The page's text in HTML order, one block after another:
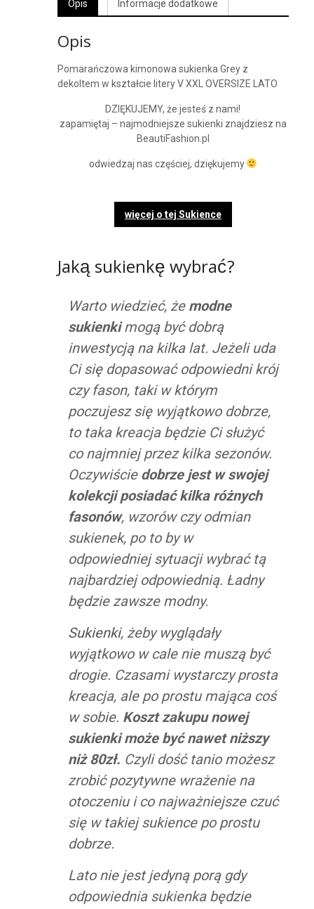
Opis Informacje dodatkowe
Opis
Pomarańczowa kimonowa sukienka Grey z
dekoltem w kształcie litery V XXL OVERSIZE LATO
DZIĘKUJEMY, że jesteś z nami!
zapamiętaj – najmodniejsze sukienki znajdziesz na
BeautiFashion.pl
odwiedzaj nas częściej, dziękujemy
więcej o tej Sukience
Jaką sukienkę wybrać?
Warto wiedzieć, że modne
sukienkimogą być dobrą
inwestycją na kilka lat. Jeżeli uda
Ci się dopasować odpowiedni krój
czy fason, taki w którym
poczujesz się wyjątkowo dobrze,
to taka kreacja będzie Ci służyć
co najmniej przez kilka sezonów.
Oczywiście dobrze jest w swojej
kolekcji posiadać kilka różnych
fasonów, wzorów czy odmian
sukienek, po to by w
odpowiedniej sytuacji wybrać tą
najbardziej odpowiednią. Ładny
będzie zawsze modny.
Sukienki, żeby wyglądały
wyjątkowo w cale nie muszą być
drogie. Czasami wystarczy prosta
kreacja, ale po prostu mająca coś
w sobie. Koszt zakupu nowej
sukienki może być nawet niższy
niż 80zł. Czyli dość tanio możesz
zrobić pozytywne wrażenie na
otoczeniu i co najważniejsze czuć
się w takiej sukience po prostu
dobrze.
Lato nie jest jedyną porą gdy
odpowiednia sukienka będzie